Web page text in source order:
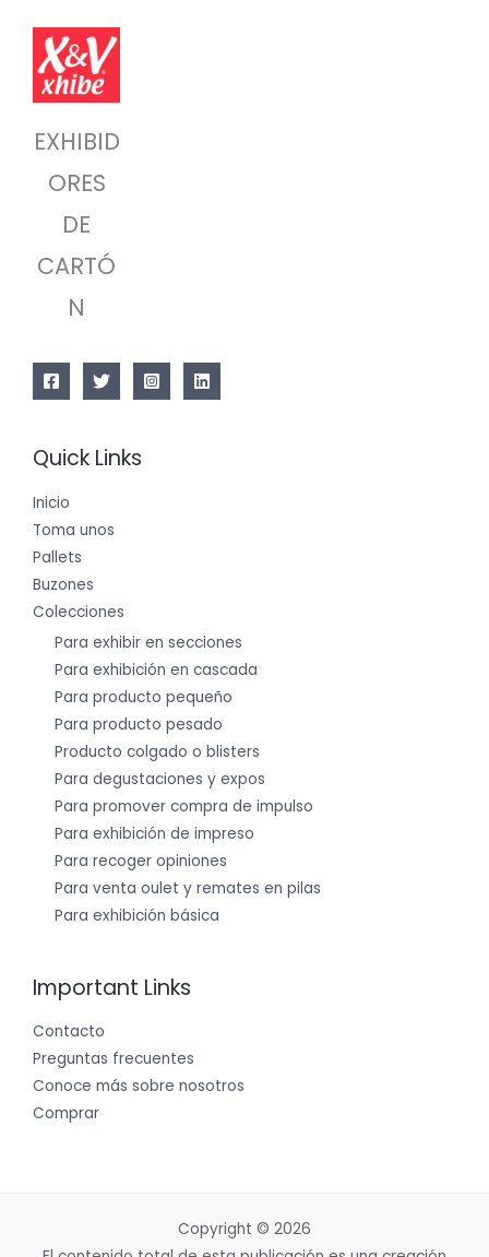
EXHIBID
ORES
DE
CARTÓ
N
Quick Links
Inicio
Toma unos
Pallets
Buzones
Colecciones
Para exhibir en secciones
Para exhibición en cascada
Para producto pequeño
Para producto pesado
Producto colgado o blisters
Para degustaciones y expos
Para promover compra de impulso
Para exhibición de impreso
Para recoger opiniones
Para venta oulet y remates en pilas
Para exhibición básica
Important Links
Contacto
Preguntas frecuentes
Conoce más sobre nosotros
Comprar
Copyright © 2026